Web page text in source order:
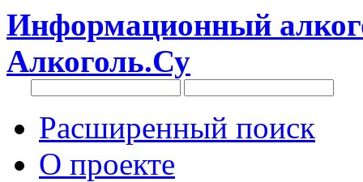
Информационный
Алкоголь.Су
Расширенный поиск
О проекте